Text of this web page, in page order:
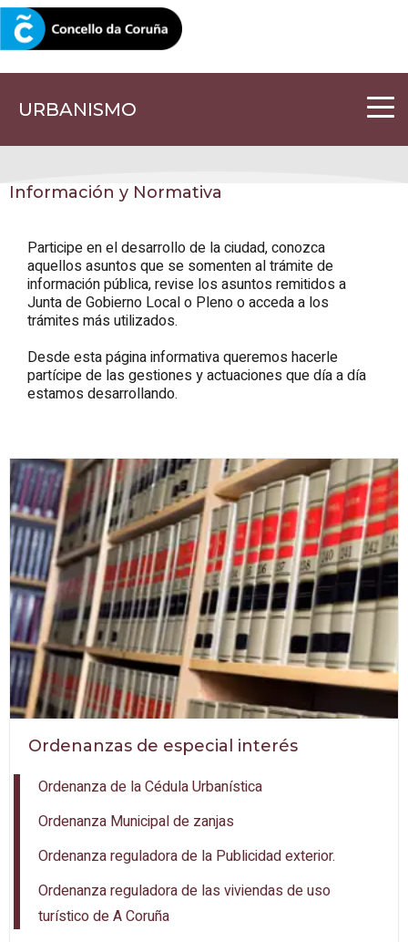
URBANISMO
CORUNA.GAL
Información y Normativa
Participe en el desarrollo de la ciudad, conozca
aquellos asuntos que se somenten al trámite de
información pública, revise los asuntos remitidos a
Junta de Gobierno Local o Pleno o acceda a los
trámites más utilizados.
Desde esta página informativa queremos hacerle
partícipe de las gestiones y actuaciones que día a día
estamos desarrollando.
Ordenanzas de especial interés
Ordenanza de la Cédula Urbanística
Ordenanza Municipal de zanjas
Ordenanza reguladora de la Publicidad exterior.
Ordenanza reguladora de las viviendas de uso
turístico de A Coruña